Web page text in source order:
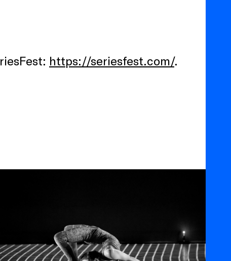
https://seriesfest.com/.